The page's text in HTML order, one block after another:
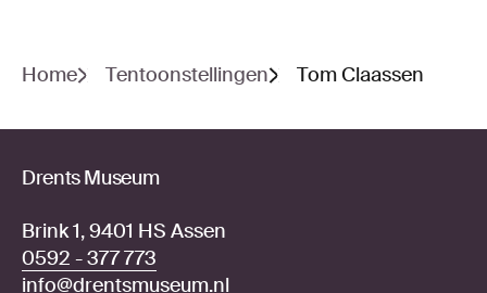
Home Tentoonstellingen Tom Claassen
Drents Museum
Brink 1, 9401 HS Assen
0592 - 377 773
info@drentsmuseum.nl